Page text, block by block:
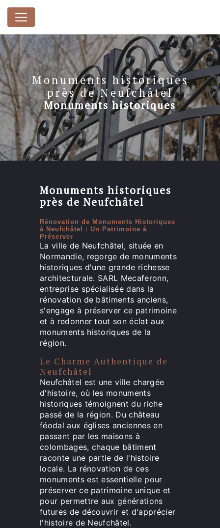
Monuments historiques
près de Neufchâtel
Monuments historiques
Monuments historiques
près de Neufchâtel
Rénovation de Monuments Historiques
à Neufchâtel : Un Patrimoine à
Préserver
La ville de Neufchâtel, située en
Normandie, regorge de monuments
historiques d'une grande richesse
architecturale. SARL Mecaferonn,
entreprise spécialisée dans la
rénovation de bâtiments anciens,
s'engage à préserver ce patrimoine
et à redonner tout son éclat aux
monuments historiques de la
région.
Le Charme Authentique de
Neufchâtel
Neufchâtel est une ville chargée
d'histoire, où les monuments
historiques témoignent du riche
passé de la région. Du château
féodal aux églises anciennes en
passant par les maisons à
colombages, chaque bâtiment
raconte une partie de l'histoire
locale. La rénovation de ces
monuments est essentielle pour
préserver ce patrimoine unique et
pour permettre aux générations
futures de découvrir et d'apprécier
l'histoire de Neufchâtel.
Panneau de gestion des cookies